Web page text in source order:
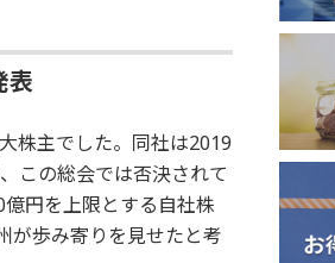
表
株主でした。同社は2019
この総会では否決されて
円を上限とする自社株
が歩み寄りを見せたと考